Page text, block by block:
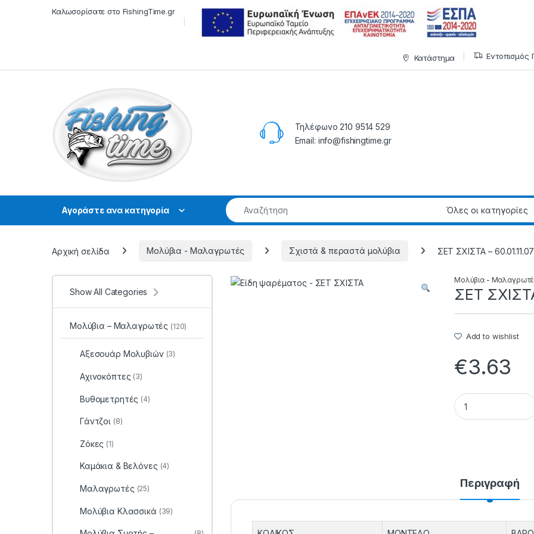
Καλωσορίσατε στο FishingTime.gr
Κατάστημα Εντοπισμός
Τηλέφωνο 210 9514 529
Email: info@fishingtime.gr
Αγοράστε ανα κατηγορία
Αρχική σελίδα Μολύβια - Μαλαγρωτές Σχιστά & περαστά μολύβια ΣΕΤ ΣΧΙΣΤΑ –
Μολύβια -
ΣΕΤ
Add to wishlist
€3.63
ΣΕΤ ΣΧΙΣΤΑ -
Περιγραφή
Show All Categories
Μολύβια – Μαλαγρωτές (120)
Αξεσουάρ Μολυβιών (3)
Αχινοκόπτες (3)
Βυθομετρητές (4)
Γάντζοι (8)
Ζόκες (1)
Καμάκια & Βελόνες (4)
Μαλαγρωτές (25)
Μολύβια Κλασσικά (39)